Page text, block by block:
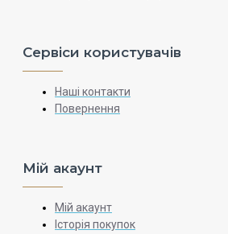
Сервіси користувачів
Наші контакти
Повернення
Мій акаунт
Мій акаунт
Історія покупок